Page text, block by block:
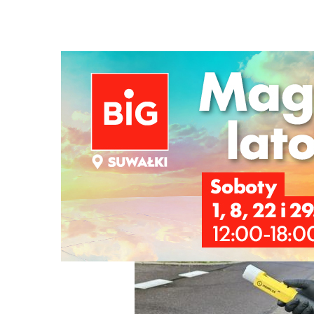
Ścieżka
nawigacyjna
Strona główna Motoryzacja /Wpadło 8
MOTORYZACJA 07/07/2026/3 Komentarzy
Wpadło 8 kierowców pod wpływem